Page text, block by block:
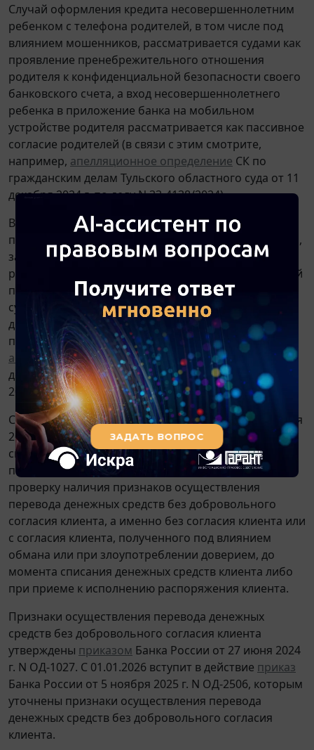
Случай оформления кредита несовершеннолетним
ребенком с телефона родителей, в том числе под
влиянием мошенников, рассматривается судами как
проявление пренебрежительного отношения
родителя к конфиденциальной безопасности своего
банковского счета, а вход несовершеннолетнего
ребенка в приложение банка на мобильном
устройстве родителя рассматривается как пассивное
согласие родителей (в связи с этим смотрите,
например, апелляционное определение СК по
гражданским делам Тульского областного суда от 11
декабря 2024 г. по делу N 33-4138/2024).
Вместе с тем судебной практике известны случаи
признания недействительным кредитного договора,
заключенного удаленно несовершеннолетним
ребенком через личные кабинеты банков родителей
под влиянием мошенников. Однако во всех случаях
суды усматривали в действиях банка проявление не
должной осмотрительности при наличии
подозрительных операций (смотрите, например,
апелляционное определение
СК по гражданским
делам Иркутского областного суда от 20 февраля
2025 г. по делу N 33-1339/2025).
Согласноч. 3.1 ст. 8Федерального закона от 27 июня
2011 г. N 161-ФЗ "О национальной платежной
системе" (далее - Закон N 161-ФЗ) оператор по
переводу денежных средств обязан осуществить
проверку наличия признаков осуществления
перевода денежных средств без добровольного
согласия клиента, а именно без согласия клиента или
с согласия клиента, полученного под влиянием
обмана или при злоупотреблении доверием, до
момента списания денежных средств клиента либо
при приеме к исполнению распоряжения клиента.
Признаки осуществления перевода денежных
средств без добровольного согласия клиента
утверждены приказом Банка России от 27 июня 2024
г. N ОД-1027. С 01.01.2026 вступит в действие приказ
Банка России от 5 ноября 2025 г. N ОД-2506, которым
уточнены признаки осуществления перевода
денежных средств без добровольного согласия
клиента.